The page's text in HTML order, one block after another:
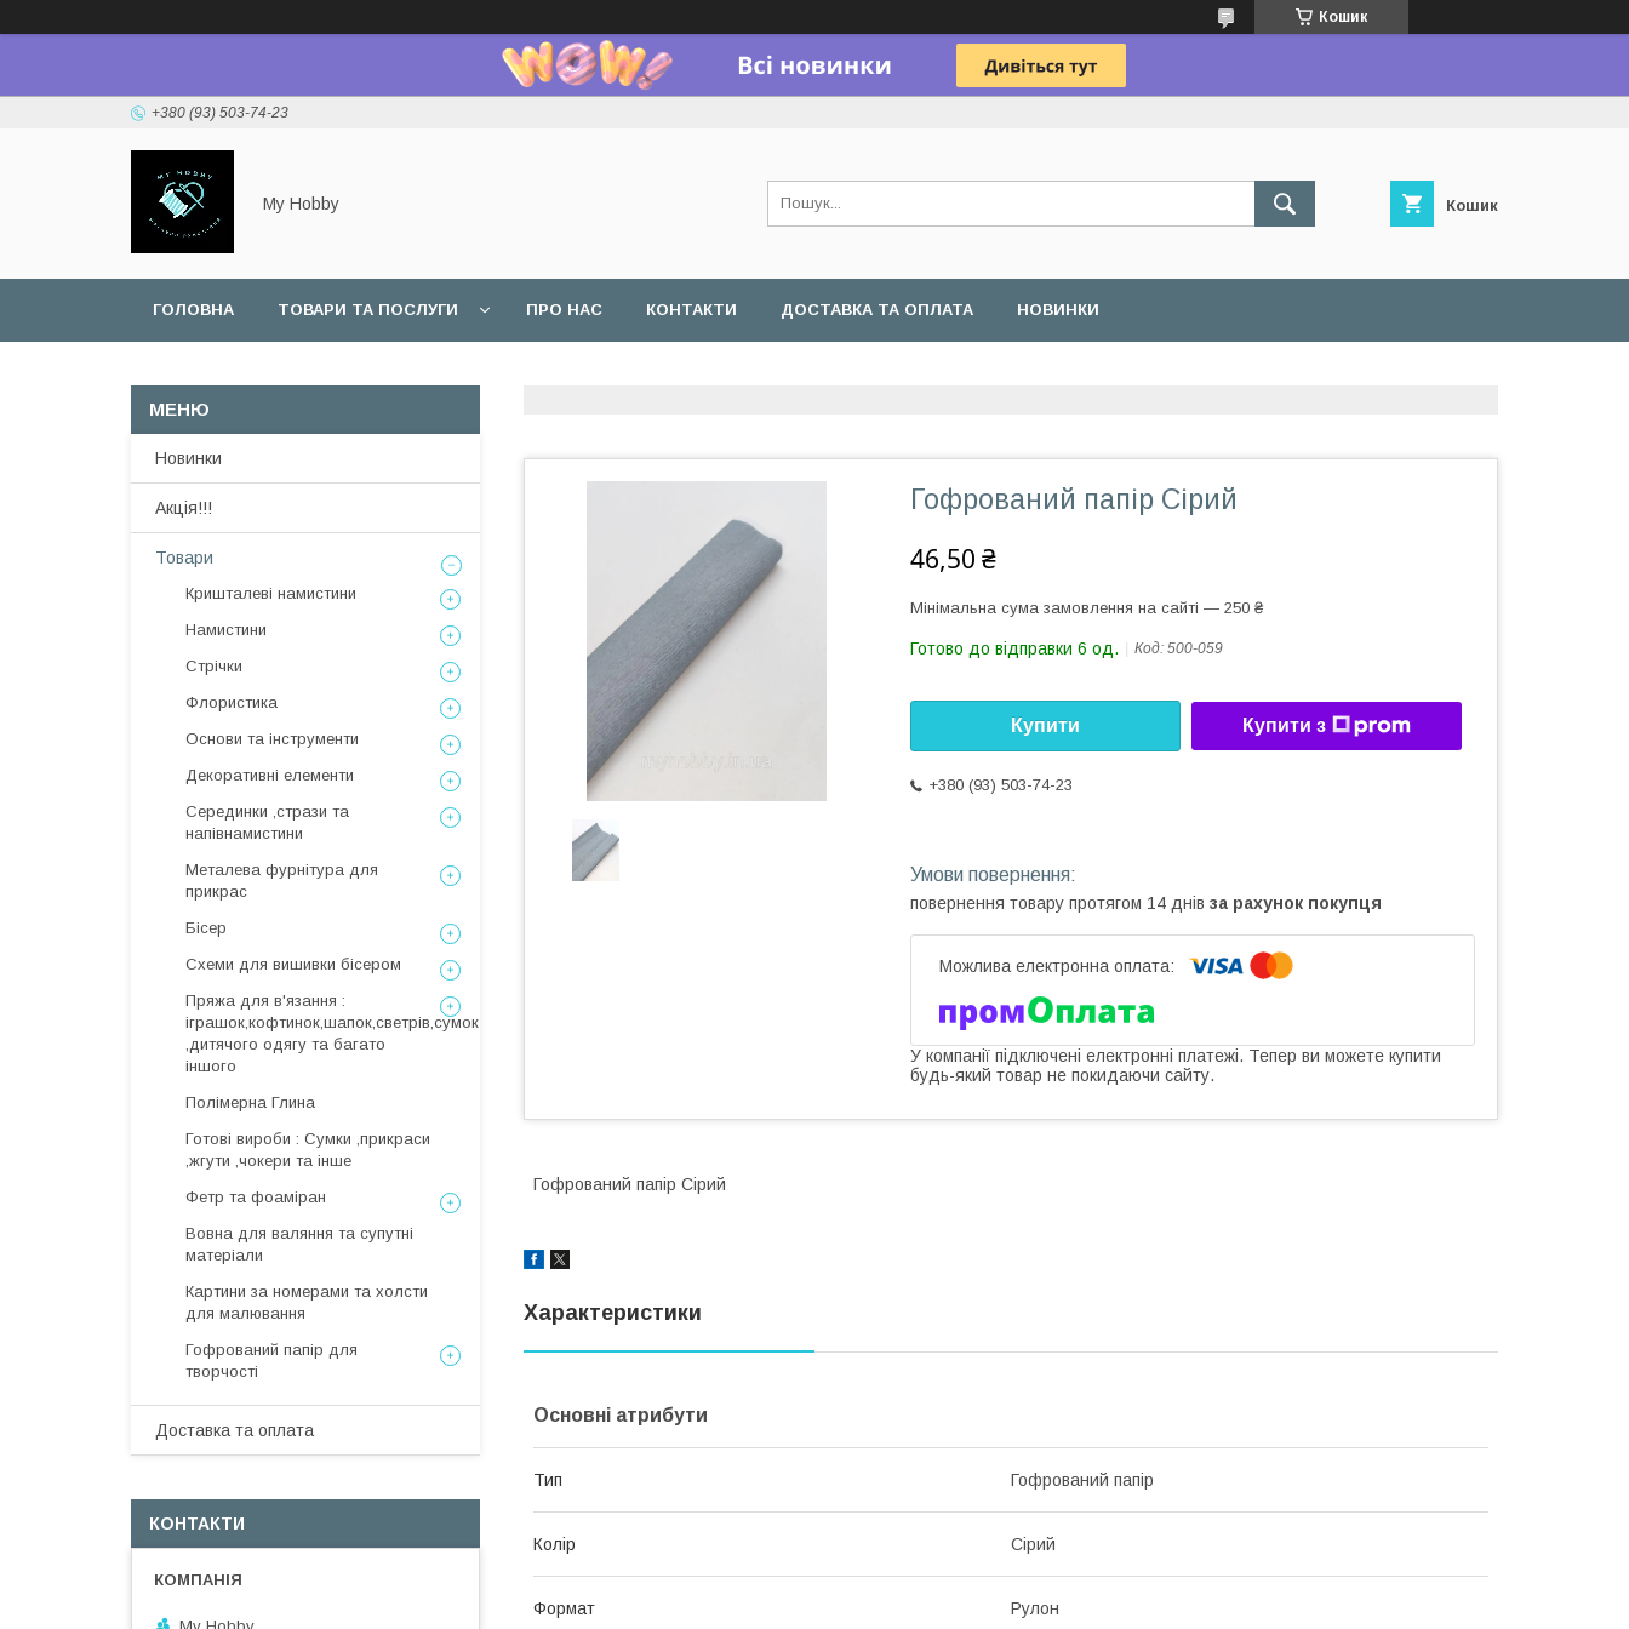
Кошик
+380 (93) 503-74-23
My Hobby Кошик
ГОЛОВНА ТОВАРИ ТА ПОСЛУГИ ПРО НАС КОНТАКТИ ДОСТАВКА ТА ОПЛАТА НОВИНКИ
Гофрований папір Сірий
46,50 ₴
Мінімальна сума замовлення на сайті — 250 ₴
Готово до відправки 6 од. Код: 500-059
Купити Купити з
+380 (93) 503-74-23
повернення товару протягом 14 днів за рахунок покупця
У компанії підключені електронні платежі. Тепер ви можете купити
будь-який товар не покидаючи сайту.
Гофрований папір Сірий
Характеристики
Основні атрибути
Тип Гофрований папір
Колір Сірий
Формат Рулон
Новинки
Акція!!!
Товари
Кришталеві намистини
Намистини
Стрічки
Флористика
Основи та інструменти
Декоративні елементи
Серединки ,стрази та
напівнамистини
Металева фурнітура для
прикрас
Бісер
Схеми для вишивки бісером
Пряжа для в'язання :
іграшок,кофтинок,шапок,светрів,сумок
,дитячого одягу та багато
іншого
Полімерна Глина
Готові вироби : Сумки ,прикраси
,жгути ,чокери та інше
Фетр та фоаміран
Вовна для валяння та супутні
матеріали
Картини за номерами та холсти
для малювання
Гофрований папір для
творчості
Доставка та оплата
КОНТАКТИ